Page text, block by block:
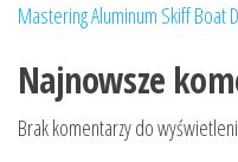
Mastering Aluminum Skiff Boat
Najnowsze
Brak komentarzy do